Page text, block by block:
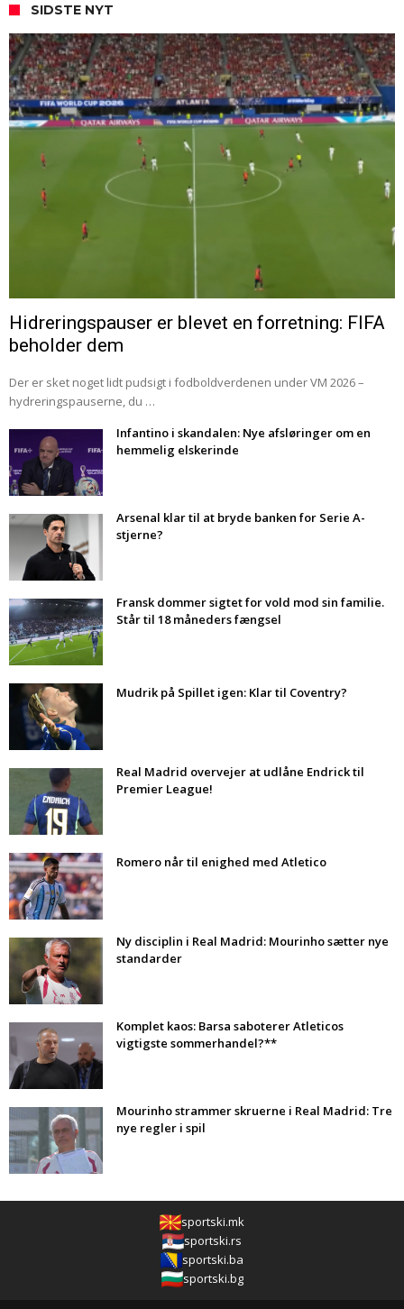
SIDSTE NYT
Hidreringspauser er blevet en forretning: FIFA
beholder dem
Der er sket noget lidt pudsigt i fodboldverdenen under VM 2026 –
hydreringspauserne, du …
Infantino i skandalen: Nye afsløringer om en
hemmelig elskerinde
Arsenal klar til at bryde banken for Serie A-
stjerne?
Fransk dommer sigtet for vold mod sin familie.
Står til 18 måneders fængsel
Mudrik på Spillet igen: Klar til Coventry?
Real Madrid overvejer at udlåne Endrick til
Premier League!
Romero når til enighed med Atletico
Ny disciplin i Real Madrid: Mourinho sætter nye
standarder
Komplet kaos: Barsa saboterer Atleticos
vigtigste sommerhandel?**
Mourinho strammer skruerne i Real Madrid: Tre
nye regler i spil
sportski.mk
sportski.rs
sportski.ba
sportski.bg